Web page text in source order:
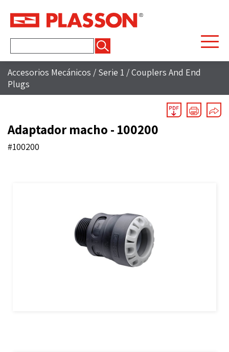
Accesorios Mecánicos / Serie 1 /Couplers And End
Plugs
Adaptador macho - 100200
#100200